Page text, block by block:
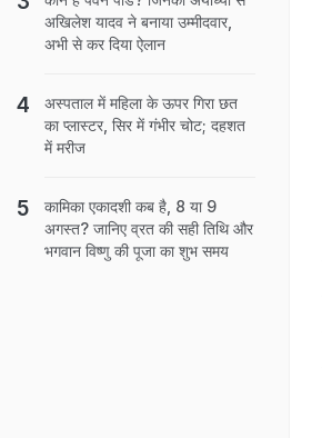
अखिलेश यादव ने बनाया उम्मीदवार,
अभी से कर दिया ऐलान
अस्‍पताल में मह‍िला के ऊपर ग‍िरा छत
का प्‍लास्‍टर, स‍िर में गंभीर चोट; दहशत
में मरीज
कामिका एकादशी कब है, 8 या 9
अगस्त? जानिए व्रत की सही तिथि और
भगवान विष्णु की पूजा का शुभ समय